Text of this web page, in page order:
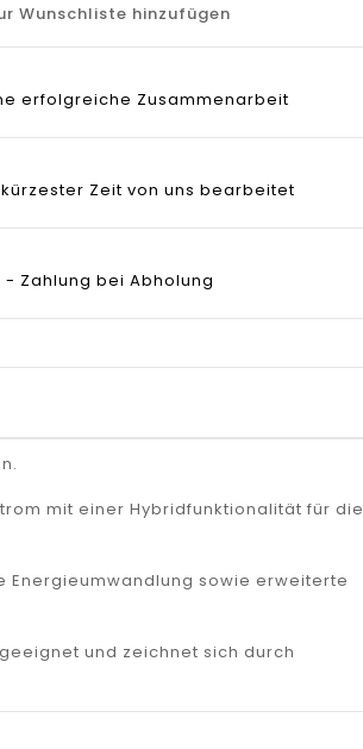
Wunschliste hinzufügen
erfolgreiche Zusammenarbeit
Zeit von uns bearbeitet
Zahlung bei Abholung
mit einer Hybridfunktionalität für die
Energieumwandlung sowie erweiterte
und zeichnet sich durch